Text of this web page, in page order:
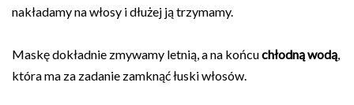
nakładamy na włosy i dłużej ją trzymamy.
Maskę dokładnie zmywamy letnią, a na końcuchłodną wodą,
która ma za zadanie zamknąć łuski włosów.